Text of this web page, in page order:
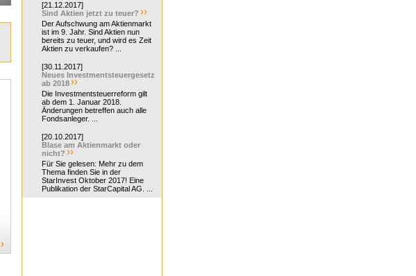
[21.12.2017]
Sind Aktien jetzt zu teuer?
Der Aufschwung am Aktienmarkt
ist im 9. Jahr. Sind Aktien nun
bereits zu teuer, und wird es Zeit
Aktien zu verkaufen? ...
[30.11.2017]
Neues Investmentsteuergesetz
ab 2018
Die Investmentsteuerreform gilt
ab dem 1. Januar 2018.
Änderungen betreffen auch alle
Fondsanleger. ...
[20.10.2017]
Blase am Aktienmarkt oder
nicht?
Für Sie gelesen: Mehr zu dem
Thema finden Sie in der
StarInvest Oktober 2017! Eine
Publikation der StarCapital AG. ...